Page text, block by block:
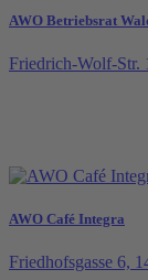
AWO Betriebsrat
Friedrich-Wolf-Str.
AWO Café Integra
Friedhofsgasse 6,